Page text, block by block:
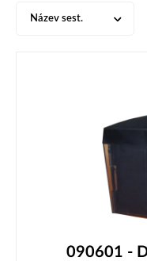
Název sest.
090601 -